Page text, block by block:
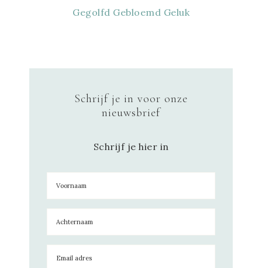
Gegolfd Gebloemd Geluk
Schrijf je in voor onze
nieuwsbrief
Schrijf je hier in